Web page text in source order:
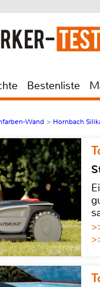
Bestenliste
Wand > Hornbach